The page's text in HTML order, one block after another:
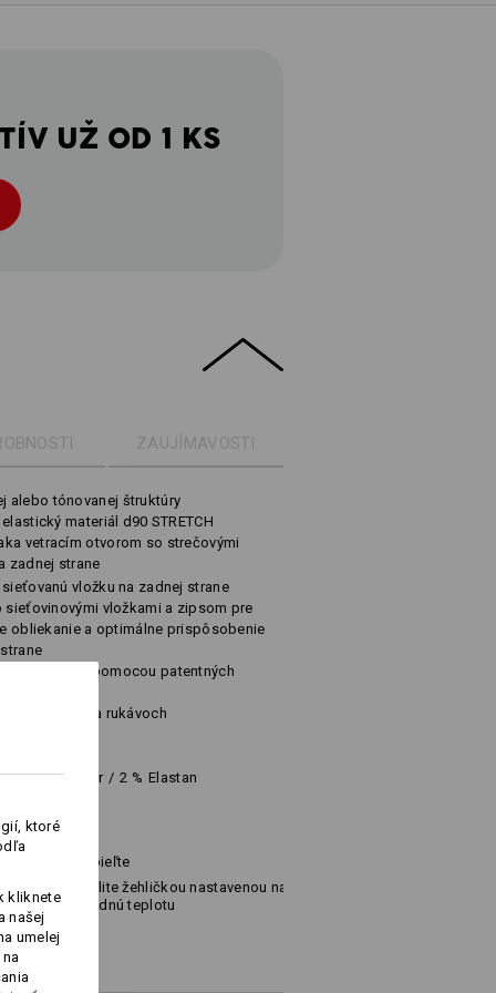
UŽ OD 1 KS
ZAUJÍMAVOSTI
alebo tónovanej štruktúry
materiál d90 STRETCH
vetracím otvorom so strečovými
zadnej strane
vložku na zadnej strane
vložkami a zipsom pre
obliekanie a optimálne prispôsobenie
upevnenia pomocou patentných
2 vreckami na rukávoch
/ 2 % Elastan
Nebieľte
Žehlite žehličkou nastavenou na
strednú teplotu
ktoré
kliknete
našej
umelej